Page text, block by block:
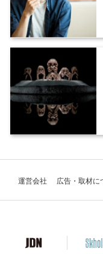
運営会社 広告・取材に